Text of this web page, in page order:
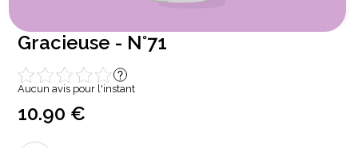
Gracieuse - N°71
Aucun avis pour l'instant
10.90 €